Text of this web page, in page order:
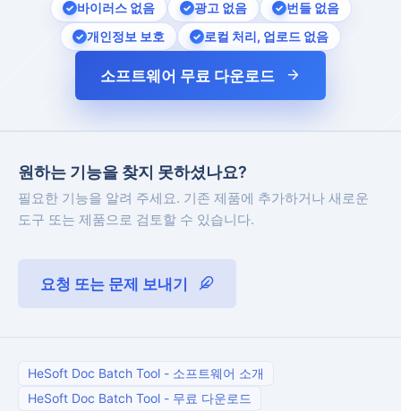
바이러스 없음 광고 없음
번들 없음
개인정보 보호
로컬 처리, 업로드 없음
소프트웨어 무료 다운로드
원하는 기능을 찾지 못하셨나요?
필요한 기능을 알려 주세요. 기존 제품에 추가하거나 새로운
도구 또는 제품으로 검토할 수 있습니다.
요청 또는 문제 보내기
HeSoft Doc Batch Tool - 소프트웨어 소개
HeSoft Doc Batch Tool - 무료 다운로드